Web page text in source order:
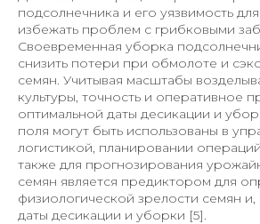
подсолнечника и его уязвимость
избежать проблем с грибковыми
Своевременная уборка
снизить потери при обмолоте и
семян. Учитывая масштабы
культуры, точность и оперативное
оптимальной даты десикации и
поля могут быть использованы в
логистикой, планировании
также для прогнозирования
семян является предиктором для
физиологической зрелости семян и,
даты десикации и уборки [5].